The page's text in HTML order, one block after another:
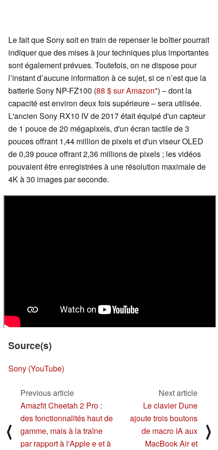
Le fait que Sony soit en train de repenser le boîtier pourrait
indiquer que des mises à jour techniques plus importantes
sont également prévues. Toutefois, on ne dispose pour
l’instant d’aucune information à ce sujet, si ce n’est que la
batterie Sony NP-FZ100 (88 $ sur Amazon ) – dont la
capacité est environ deux fois supérieure – sera utilisée.
L'ancien Sony RX10 IV de 2017 était équipé d'un capteur
de 1 pouce de 20 mégapixels, d'un écran tactile de 3
pouces offrant 1,44 million de pixels et d'un viseur OLED
de 0,39 pouce offrant 2,36 millions de pixels ; les vidéos
pouvaient être enregistrées à une résolution maximale de
4K à 30 images par seconde.
Source(s)
Sony (YouTube)
⟨
Previous article
Amazfit Cheetah 2 Pro :
des fonctionnalités haut de
gamme, mais à la traîne
par rapport à l'Apple e et à
Next article
Le clavier Dune
ajoute trois boutons
de macro IA aux
MacBook Air et
⟩